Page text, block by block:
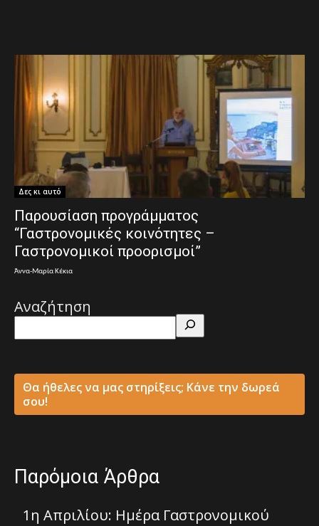
Δες κι αυτό
Παρουσίαση προγράμματος
“Γαστρονομικές κοινότητες –
Γαστρονομικοί προορισμοί”
Άννα-Μαρία Κέκια
Αναζήτηση
Θα ήθελες να μας στηρίξεις; Κάνε την δωρεά
σου!
Παρόμοια Άρθρα
1η Απριλίου: Ημέρα Γαστρονομικού